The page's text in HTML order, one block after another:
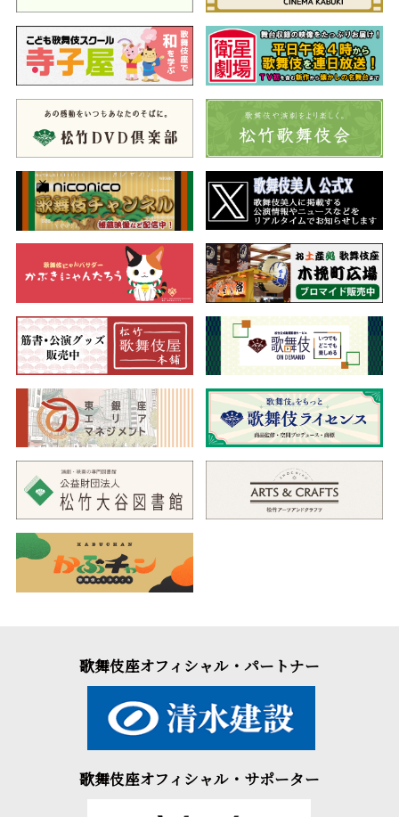
歌舞伎座オフィシャル・パートナー
歌舞伎座オフィシャル・サポーター